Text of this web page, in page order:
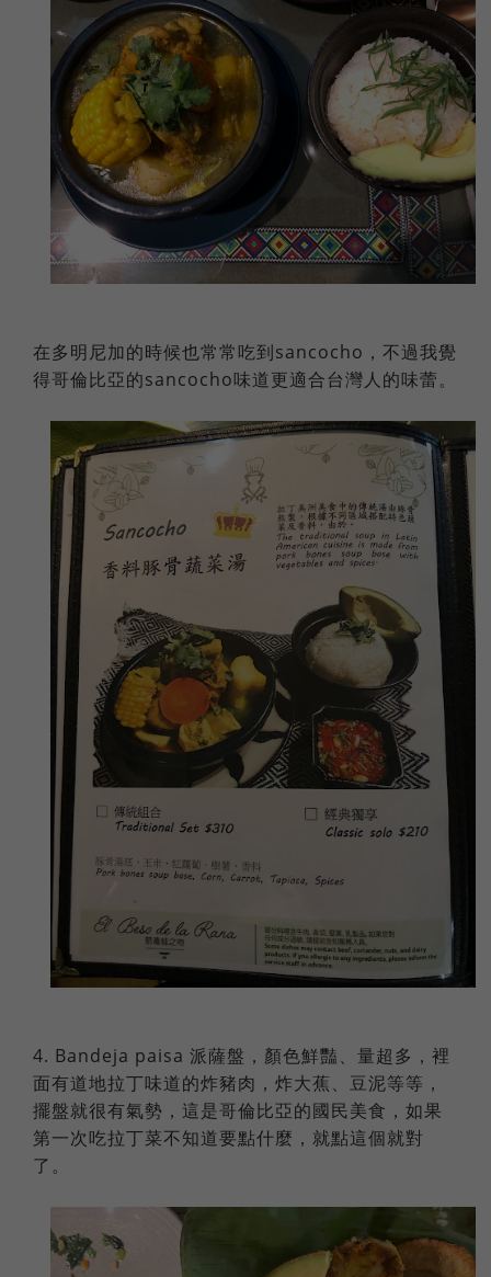
在多明尼加的時候也常常吃到sancocho，不過我覺
得哥倫比亞的sancocho味道更適合台灣人的味蕾。
4. Bandeja paisa 派薩盤，顏色鮮豔、量超多，裡
面有道地拉丁味道的炸豬肉，炸大蕉、豆泥等等，
擺盤就很有氣勢，這是哥倫比亞的國民美食，如果
第一次吃拉丁菜不知道要點什麼，就點這個就對
了。